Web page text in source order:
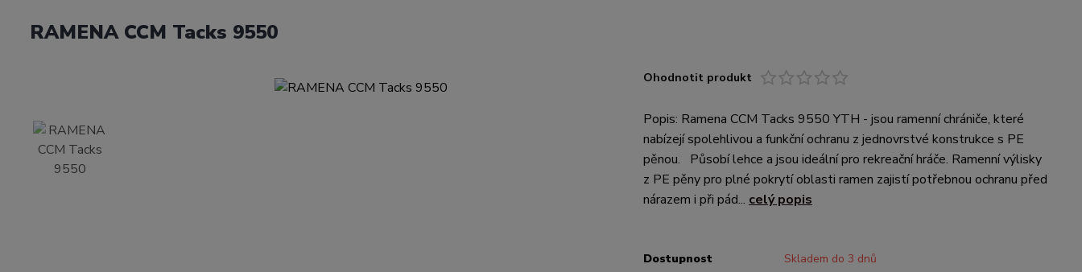
RAMENA CCM Tacks 9550
Ohodnotit produkt
Popis: Ramena CCM Tacks 9550 YTH - jsou ramenní chrániče, které
nabízejí spolehlivou a funkční ochranu z jednovrstvé konstrukce s PE
pěnou. Působí lehce a jsou ideální pro rekreační hráče. Ramenní výlisky
z PE pěny pro plné pokrytí oblasti ramen zajistí potřebnou ochranu před
nárazem i při pád... celý popis
Dostupnost Skladem do 3 dnů